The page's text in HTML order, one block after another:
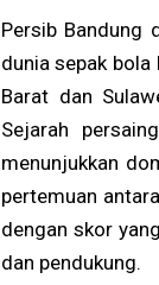
Persib Bandung
dunia sepak bola
Barat dan
Sejarah
menunjukkan
pertemuan
dengan skor
dan pendukung.